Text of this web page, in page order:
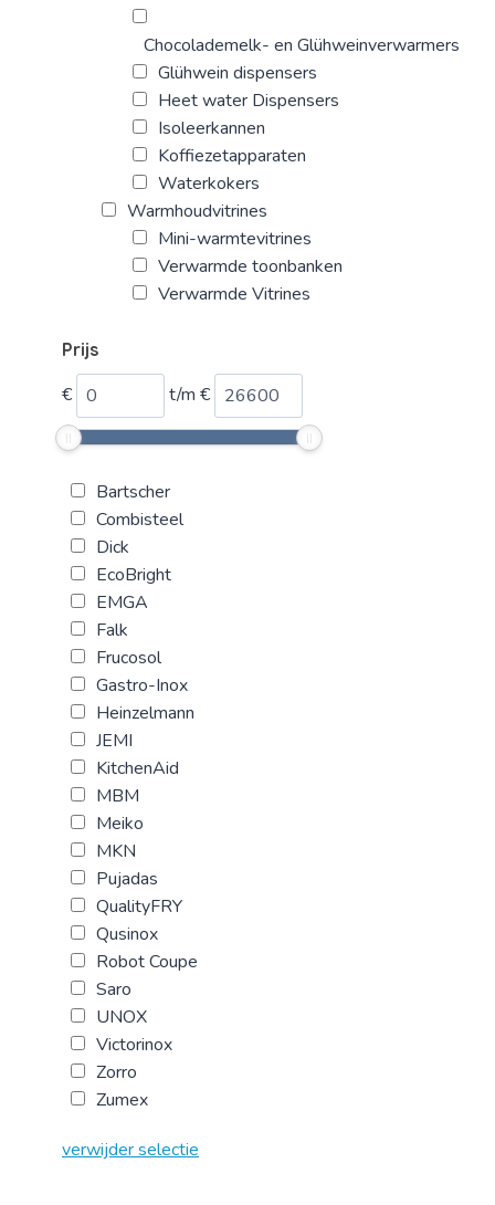
Chocolademelk- en Glühweinverwarmers
Glühwein dispensers
Heet water Dispensers
Isoleerkannen
Koffiezetapparaten
Waterkokers
Warmhoudvitrines
Mini-warmtevitrines
Verwarmde toonbanken
Verwarmde Vitrines
Prijs
€ t/m €
Bartscher
Combisteel
Dick
EcoBright
EMGA
Falk
Frucosol
Gastro-Inox
Heinzelmann
JEMI
KitchenAid
MBM
Meiko
MKN
Pujadas
QualityFRY
Qusinox
Robot Coupe
Saro
UNOX
Victorinox
Zorro
Zumex
verwijder selectie